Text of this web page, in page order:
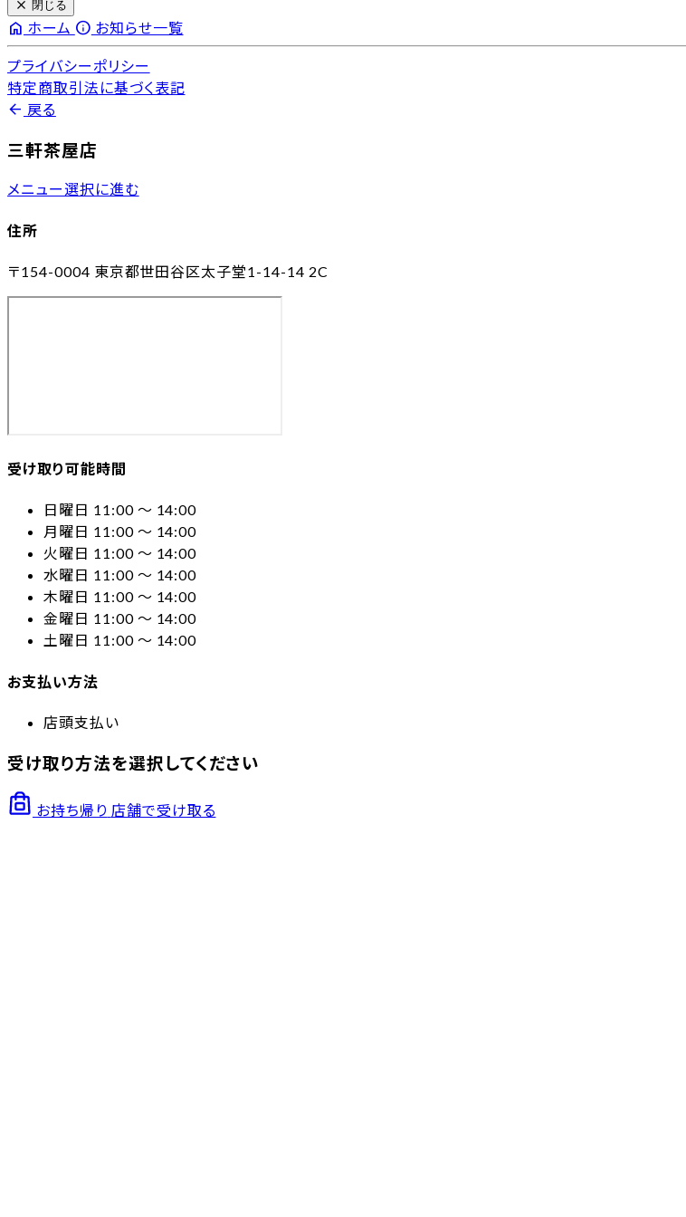
close 閉じる
home ホーム info お知らせ一覧
プライバシーポリシー
特定商取引法に基づく表記
arrow_back 戻る
三軒茶屋店
メニュー選択に進む
住所
〒154-0004 東京都世田谷区太子堂1-14-14 2C
受け取り可能時間
日曜日 11:00 〜 14:00
月曜日 11:00 〜 14:00
火曜日 11:00 〜 14:00
水曜日 11:00 〜 14:00
木曜日 11:00 〜 14:00
金曜日 11:00 〜 14:00
土曜日 11:00 〜 14:00
お支払い方法
店頭支払い
受け取り方法を選択してください
お持ち帰り 店舗で受け取る